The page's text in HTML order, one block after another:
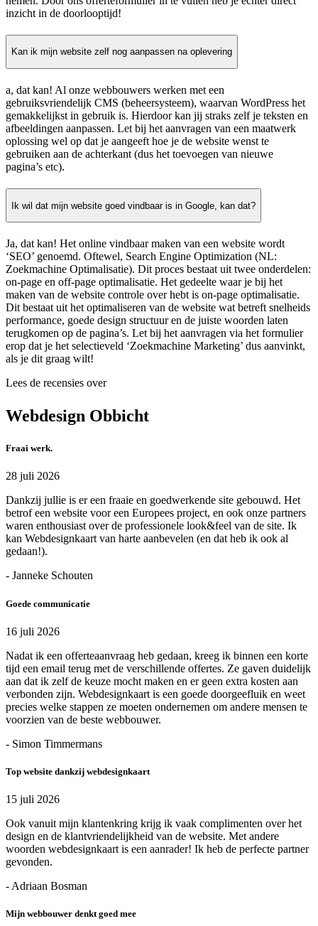
inzicht in de doorlooptijd!
Kan ik mijn website zelf nog aanpassen na oplevering
a, dat kan! Al onze webbouwers werken met een
gebruiksvriendelijk CMS (beheersysteem), waarvan WordPress het
gemakkelijkst in gebruik is. Hierdoor kan jij straks zelf je teksten en
afbeeldingen aanpassen. Let bij het aanvragen van een maatwerk
oplossing wel op dat je aangeeft hoe je de website wenst te
gebruiken aan de achterkant (dus het toevoegen van nieuwe
pagina’s etc).
Ik wil dat mijn website goed vindbaar is in Google, kan dat?
Ja, dat kan! Het online vindbaar maken van een website wordt
‘SEO’ genoemd. Oftewel, Search Engine Optimization (NL:
Zoekmachine Optimalisatie). Dit proces bestaat uit twee onderdelen:
on-page en off-page optimalisatie. Het gedeelte waar je bij het
maken van de website controle over hebt is on-page optimalisatie.
Dit bestaat uit het optimaliseren van de website wat betreft snelheids
performance, goede design structuur en de juiste woorden laten
terugkomen op de pagina’s. Let bij het aanvragen via het formulier
erop dat je het selectieveld ‘Zoekmachine Marketing’ dus aanvinkt,
als je dit graag wilt!
Lees de recensies over
Webdesign Obbicht
Fraai werk.
28 juli 2026
Dankzij jullie is er een fraaie en goedwerkende site gebouwd. Het
betrof een website voor een Europees project, en ook onze partners
waren enthousiast over de professionele look&feel van de site. Ik
kan Webdesignkaart van harte aanbevelen (en dat heb ik ook al
gedaan!).
- Janneke Schouten
Goede communicatie
16 juli 2026
Nadat ik een offerteaanvraag heb gedaan, kreeg ik binnen een korte
tijd een email terug met de verschillende offertes. Ze gaven duidelijk
aan dat ik zelf de keuze mocht maken en er geen extra kosten aan
verbonden zijn. Webdesignkaart is een goede doorgeefluik en weet
precies welke stappen ze moeten ondernemen om andere mensen te
voorzien van de beste webbouwer.
- Simon Timmermans
Top website dankzij webdesignkaart
15 juli 2026
Ook vanuit mijn klantenkring krijg ik vaak complimenten over het
design en de klantvriendelijkheid van de website. Met andere
woorden webdesignkaart is een aanrader! Ik heb de perfecte partner
gevonden.
- Adriaan Bosman
Mijn webbouwer denkt goed mee